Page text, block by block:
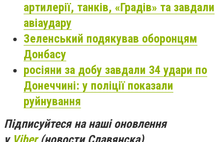
артилерії, танків, «Градів» та завдали
авіаудару
Зеленський подякував оборонцям
Донбасу
росіяни за добу завдали 34 удари по
Донеччині: у поліції показали
руйнування
Підписуйтеся на наші оновлення